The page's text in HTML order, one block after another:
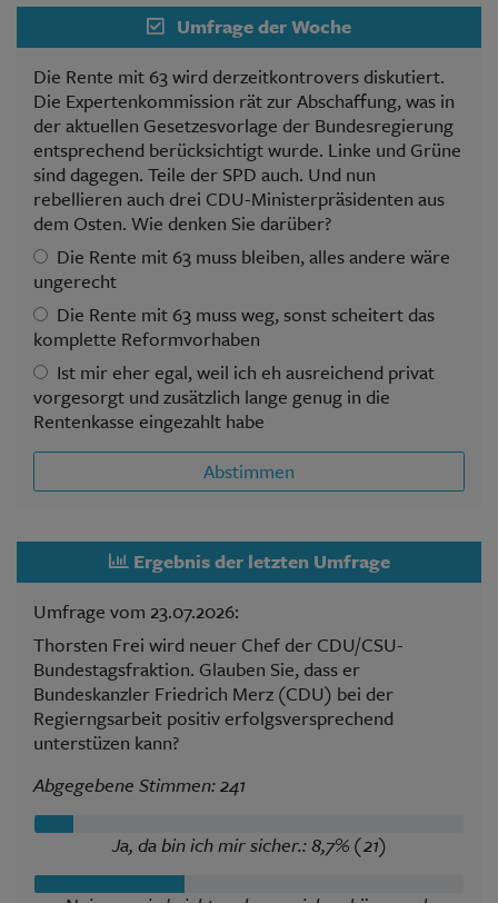
Umfrage der Woche
Die Rente mit 63 wird derzeitkontrovers diskutiert.
Die Expertenkommission rät zur Abschaffung, was in
der aktuellen Gesetzesvorlage der Bundesregierung
entsprechend berücksichtigt wurde. Linke und Grüne
sind dagegen. Teile der SPD auch. Und nun
rebellieren auch drei CDU-Ministerpräsidenten aus
dem Osten. Wie denken Sie darüber?
Die Rente mit 63 muss bleiben, alles andere wäre
ungerecht
Die Rente mit 63 muss weg, sonst scheitert das
komplette Reformvorhaben
Ist mir eher egal, weil ich eh ausreichend privat
vorgesorgt und zusätzlich lange genug in die
Rentenkasse eingezahlt habe
Abstimmen
Ergebnis der letzten Umfrage
Umfrage vom 23.07.2026:
Thorsten Frei wird neuer Chef der CDU/CSU-
Bundestagsfraktion. Glauben Sie, dass er
Bundeskanzler Friedrich Merz (CDU) bei der
Regierngsarbeit positiv erfolgsversprechend
unterstüzen kann?
Abgegebene Stimmen: 241
Ja, da bin ich mir sicher.: 8,7% (21)